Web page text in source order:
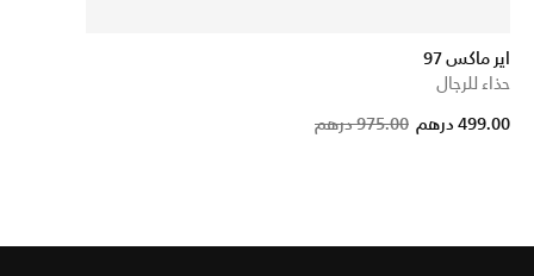
اير ماكس 97
حذاء للرجال
Price
975.00 درهم 499.00 درهم